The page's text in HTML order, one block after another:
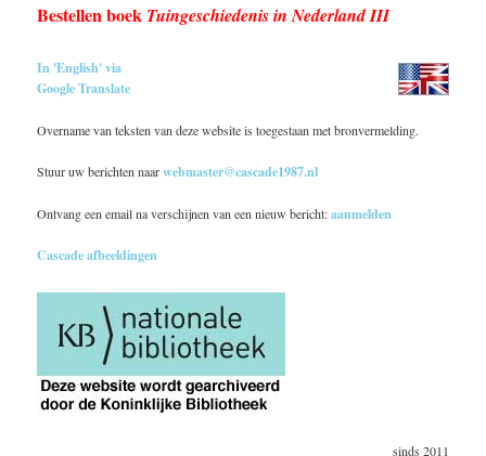
Bestellen boek Tuingeschiedenis in Nederland III
In 'English' via
Google Translate
Overname van teksten van deze website is toegestaan met bronvermelding.
Stuur uw berichten naarwebmaster@cascade1987.nl
Ontvang een email na verschijnen van een nieuw bericht:aanmelden
Cascade afbeeldingen
sinds 2011